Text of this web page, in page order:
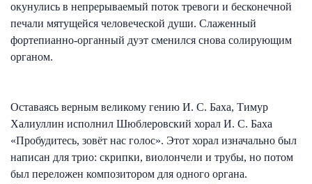
окунулись в непрерываемый поток тревоги и бесконечной
печали мятущейся человеческой души. Слаженный
фортепианно-органный дуэт сменился снова солирующим
органом.
Оставаясь верным великому гению И. С. Баха, Тимур
Халиуллин исполнил Шюблеровский хорал И. С. Баха
«Пробудитесь, зовёт нас голос». Этот хорал изначально был
написан для трио: скрипки, виолончели и трубы, но потом
был переложен композитором для одного органа.